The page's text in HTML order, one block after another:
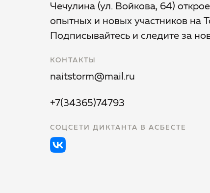
Чечулина (ул. Войкова, 64)
опытных и новых участников на
Подписывайтесь и следите за
КОНТАКТЫ
naitstorm@mail.ru
+7(34365)74793
СОЦСЕТИ ДИКТАНТА В АСБЕСТЕ